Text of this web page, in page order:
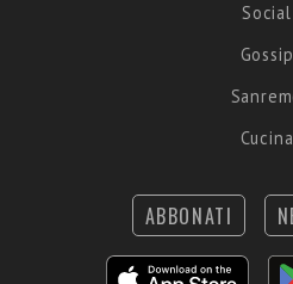
Social
Gossip
Cucina
ABBONATI